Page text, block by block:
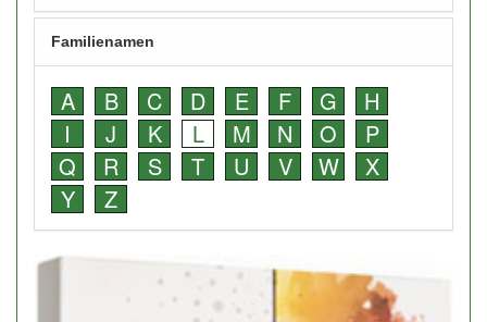
Familienamen
A B C D E F G
H
I
J K L M N O
P
Q
R S T U V W
X
Y
Z